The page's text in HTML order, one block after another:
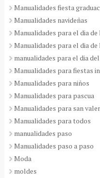
Manualidades fiesta
Manualidades navideñas
Manualidades para el dia de
Manualidades para el dia de
manualidades para el dia
Manualidades para fiestas
Manualidades para niños
Manualidades para pascua
Manualidades para san
Manualidades para todos
manualidades paso
Manualidades paso a paso
Moda
moldes